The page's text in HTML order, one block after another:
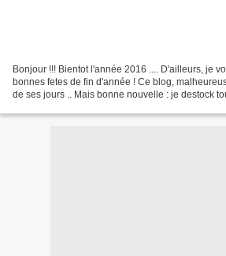
Bonjour !!! Bientot l'année 2016 .... D'ailleurs, je
bonnes fetes de fin d'année ! Ce blog,
de ses jours .. Mais bonne nouvelle : je destock